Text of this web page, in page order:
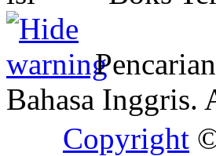
Bahasa Inggris.
Copyright